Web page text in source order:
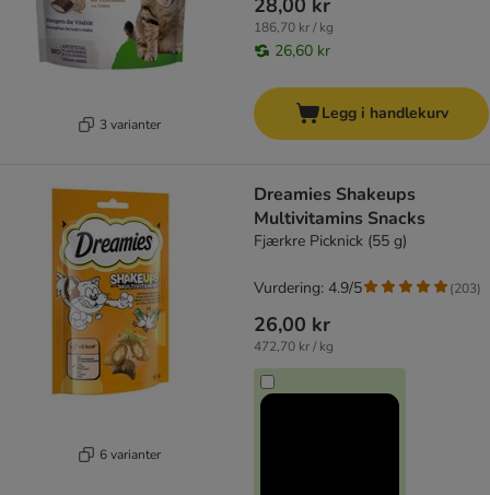
3 varianter
28,00 kr
186,70 kr / kg
26,60 kr
Legg i handlekurv
6 varianter
Dreamies Shakeups
Multivitamins Snacks
Fjærkre Picknick (55 g)
26,00 kr
472,70 kr / kg
Vurdering: 4.9/5 (203)